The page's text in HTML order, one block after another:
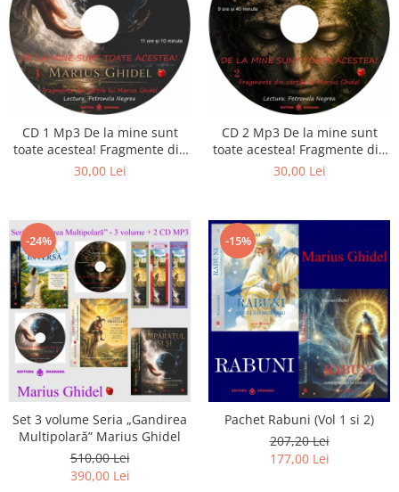
CD 1 Mp3 De la mine sunt
toate acestea! Fragmente din
cărțile lui Marius Ghidel
30,00 Lei
CD 2 Mp3 De la mine sunt
toate acestea! Fragmente din
cărțile lui Marius Ghidel
30,00 Lei
-24%
Set 3 volume Seria „Gandirea
Multipolară” Marius Ghidel
510,00 Lei
390,00 Lei
-15%
Pachet Rabuni (Vol 1 si 2)
207,20 Lei
177,00 Lei